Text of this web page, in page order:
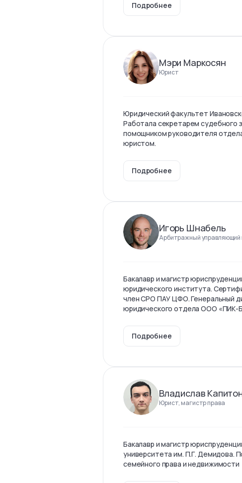
Подробнее
Мэри Маркосян
Юрист
Юридический факультет
Работала секретарем судебного
помощником руководителя
юристом.
Подробнее
Игорь Шнабель
Арбитражный управляющий
Бакалавр и магистр
юридического института.
член СРО ПАУ ЦФО. Генеральный
юридического отдела ООО «ПИК-
Подробнее
Владислав
Юрист, магистр права
Бакалавр и магистр
университета им. П.Г. Демидова.
семейного права и недвижимости